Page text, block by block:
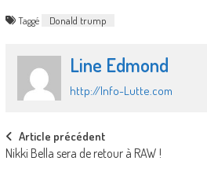
Taggé Donald trump
Line Edmond
http://Info-Lutte.com
Post
navigation
Article précédent
Nikki Bella sera de retour à RAW !